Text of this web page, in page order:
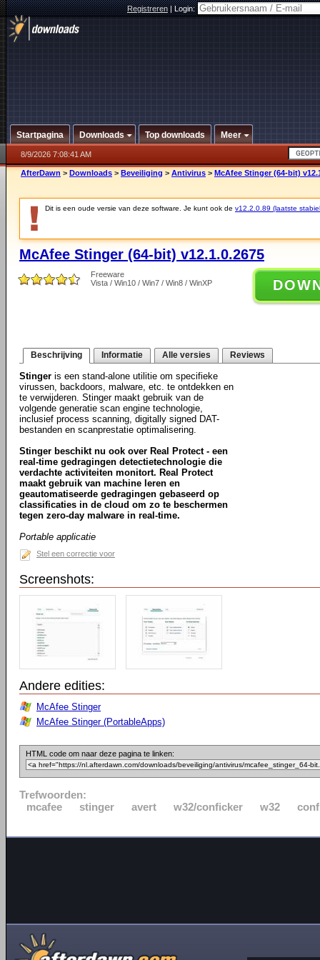
Registreren|Login:
Startpagina Downloads Top downloads Meer
8/9/2026 7:08:41 AM
AfterDawn > Downloads > Beveiliging > Antivirus > McAfee Stinger (64-bit)
Dit is een oude versie van deze software. Je kunt ook de v12.2.0.89 (laatste
McAfee Stinger (64-bit) v12.1.0.2675
Freeware
Vista / Win10 / Win7 / Win8 / WinXP
Beschrijving Informatie Alle versies Reviews
Stinger is een stand-alone utilitie om specifieke
virussen, backdoors, malware, etc. te ontdekken en
te verwijderen. Stinger maakt gebruik van de
volgende generatie scan engine technologie,
inclusief process scanning, digitally signed DAT-
bestanden en scanprestatie optimalisering.
Stinger beschikt nu ook over Real Protect - een
real-time gedragingen detectietechnologie die
verdachte activiteiten monitort. Real Protect
maakt gebruik van machine leren en
geautomatiseerde gedragingen gebaseerd op
classificaties in de cloud om zo te beschermen
tegen zero-day malware in real-time.
Portable applicatie
Stel een correctie voor
Screenshots:
Andere edities:
McAfee Stinger
McAfee Stinger (PortableApps)
HTML code om naar deze pagina te linken:
Trefwoorden:
mcafee
stinger avert w32/conficker w32